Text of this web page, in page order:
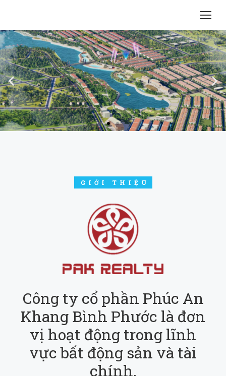
GIỚI THIỆU
Công ty cổ phần Phúc An
Khang Bình Phước là đơn
vị hoạt động trong lĩnh
vực bất động sản và tài
chính.